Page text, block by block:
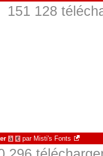
151 128
à € par Misti's Fonts